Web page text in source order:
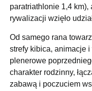
paratriathlonie 1,4 km),
rywalizacji wzięło
Od samego rana
strefy kibica, animacje
plenerowe
charakter rodzinny,
zabawą i poczuciem